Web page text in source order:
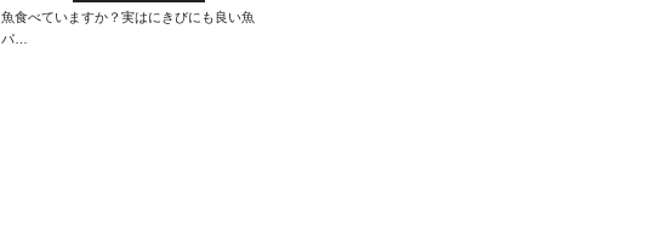
魚食べていますか？実はにきびにも良い魚
パ…